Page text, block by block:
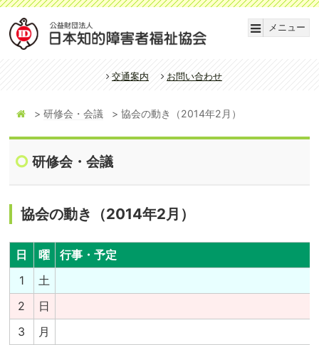
メニュー
交通案内 お問い合わせ
研修会・会議 協会の動き（2014年2月）
研修会・会議
協会の動き（2014年2月）
日 曜
行事・予定
1
土
2
日
3
月